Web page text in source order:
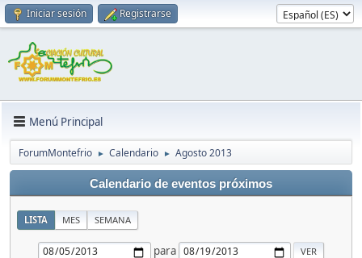
Iniciar sesión Registrarse
Menú Principal
ForumMontefrio ► Calendario ► Agosto 2013
Calendario de eventos próximos
LISTA MES SEMANA
para